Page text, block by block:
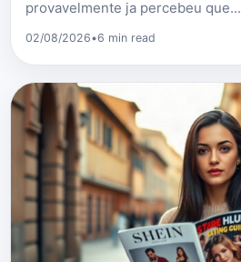
provavelmente ja percebeu que...
02/08/2026•6 min read